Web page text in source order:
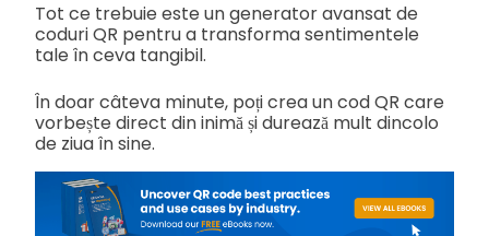
Tot ce trebuie este un generator avansat de
coduri QR pentru a transforma sentimentele
tale în ceva tangibil.
În doar câteva minute, poți crea un cod QR care
vorbește direct din inimă și durează mult dincolo
de ziua în sine.